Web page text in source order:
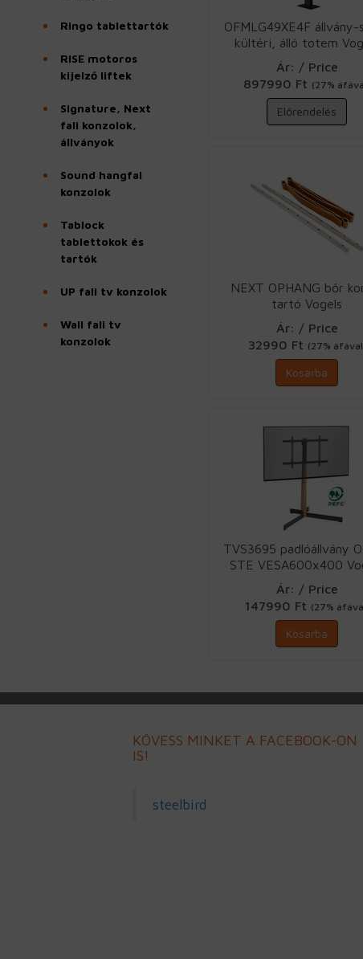
Ringo tablettartók
RISE motoros
kijelző liftek
Signature, Next
fali konzolok,
állványok
Sound hangfal
konzolok
Tablock
tablettokok és
tartók
UP fali tv konzolok
Wall fali tv
konzolok
OFMLG49XE4F
kültéri, álló totem
Ár: / Price
897990 Ft (27%
Előrendelés
NEXT OPHANG bőr
tartó Vogels
Ár: / Price
32990 Ft (27%
Kosárba
TVS3695 padlóállvány
STE VESA600x400
Ár: / Price
147990 Ft (27%
Kosárba
KÖVESS MINKET A FACEBOOK-ON
IS!
steelbird